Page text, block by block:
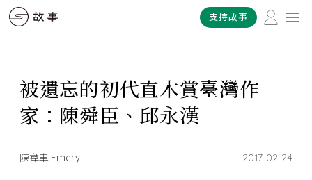
支持故事
被遺忘的初代直木賞臺灣作
家：陳舜臣、邱永漢
陳韋聿 Emery 2017-02-24